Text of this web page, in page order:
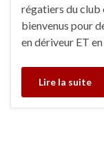
régatiers du club
bienvenus pour
en dériveur ET
Lire la suite